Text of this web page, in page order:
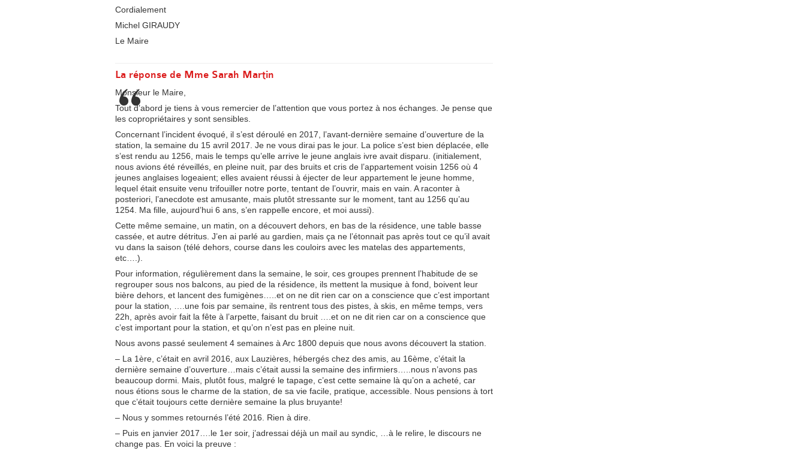
Cordialement
Michel GIRAUDY
Le Maire
La réponse de Mme Sarah Martin
Monsieur le Maire,
Tout d’abord je tiens à vous remercier de l’attention que vous portez à nos échanges. Je pense que
les copropriétaires y sont sensibles.
Concernant l’incident évoqué, il s’est déroulé en 2017, l’avant-dernière semaine d’ouverture de la
station, la semaine du 15 avril 2017. Je ne vous dirai pas le jour. La police s’est bien déplacée, elle
s’est rendu au 1256, mais le temps qu’elle arrive le jeune anglais ivre avait disparu. (initialement,
nous avions été réveillés, en pleine nuit, par des bruits et cris de l’appartement voisin 1256 où 4
jeunes anglaises logeaient; elles avaient réussi à éjecter de leur appartement le jeune homme,
lequel était ensuite venu trifouiller notre porte, tentant de l’ouvrir, mais en vain. A raconter à
posteriori, l’anecdote est amusante, mais plutôt stressante sur le moment, tant au 1256 qu’au
1254. Ma fille, aujourd’hui 6 ans, s’en rappelle encore, et moi aussi).
Cette même semaine, un matin, on a découvert dehors, en bas de la résidence, une table basse
cassée, et autre détritus. J’en ai parlé au gardien, mais ça ne l’étonnait pas après tout ce qu’il avait
vu dans la saison (télé dehors, course dans les couloirs avec les matelas des appartements,
etc….).
Pour information, régulièrement dans la semaine, le soir, ces groupes prennent l’habitude de se
regrouper sous nos balcons, au pied de la résidence, ils mettent la musique à fond, boivent leur
bière dehors, et lancent des fumigènes…..et on ne dit rien car on a conscience que c’est important
pour la station, ….une fois par semaine, ils rentrent tous des pistes, à skis, en même temps, vers
22h, après avoir fait la fête à l’arpette, faisant du bruit ….et on ne dit rien car on a conscience que
c’est important pour la station, et qu’on n’est pas en pleine nuit.
Nous avons passé seulement 4 semaines à Arc 1800 depuis que nous avons découvert la station.
– La 1ère, c’était en avril 2016, aux Lauzières, hébergés chez des amis, au 16ème, c’était la
dernière semaine d’ouverture…mais c’était aussi la semaine des infirmiers…..nous n’avons pas
beaucoup dormi. Mais, plutôt fous, malgré le tapage, c’est cette semaine là qu’on a acheté, car
nous étions sous le charme de la station, de sa vie facile, pratique, accessible. Nous pensions à tort
que c’était toujours cette dernière semaine la plus bruyante!
– Nous y sommes retournés l’été 2016. Rien à dire.
– Puis en janvier 2017….le 1er soir, j’adressai déjà un mail au syndic, …à le relire, le discours ne
change pas. En voici la preuve :